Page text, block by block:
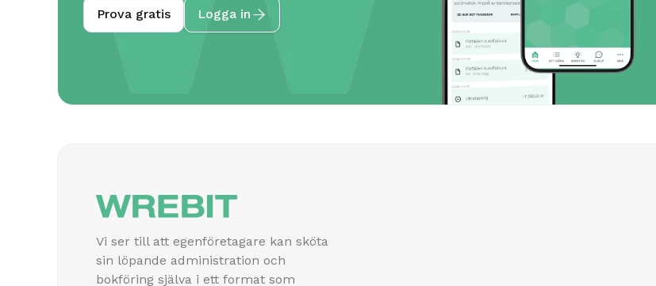
Prova gratis Logga in 
Vi ser till att egenföretagare kan sköta
sin löpande administration och
bokföring själva i ett format som